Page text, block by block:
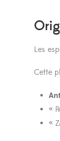
Les
Cette
«
«